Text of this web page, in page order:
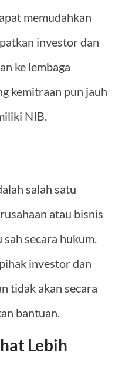
memudahkan
investor dan
ke lembaga
kemitraan pun jauh
NIB.
salah satu
atau bisnis
secara hukum.
investor dan
tidak akan secara
bantuan.
Lebih